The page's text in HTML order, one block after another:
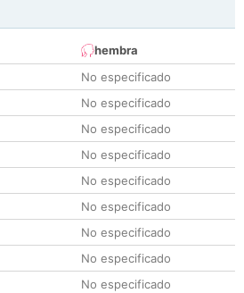
hembra
No especificado
No especificado
No especificado
No especificado
No especificado
No especificado
No especificado
No especificado
No especificado